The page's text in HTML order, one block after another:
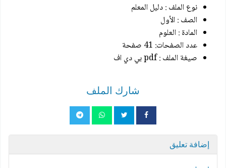
نوع الملف : دليل المعلم
الصف : الأول
المادة : العلوم
عدد الصفحات: 41 صفحة
صيغة الملف : pdf بي دي اف
شارك الملف
إضافة تعليق